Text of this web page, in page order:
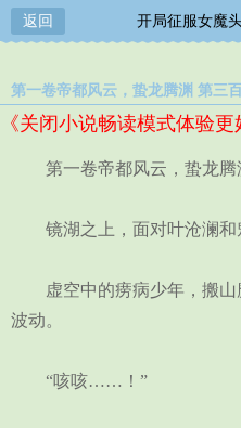
返回 开局征服女魔
第一卷帝都风云，蛰龙腾渊 第三
《关闭小说畅读模式体验更
第一卷帝都风云，蛰龙腾
镜湖之上，面对叶沧澜和
虚空中的痨病少年，搬山
波动。
“咳咳……！”